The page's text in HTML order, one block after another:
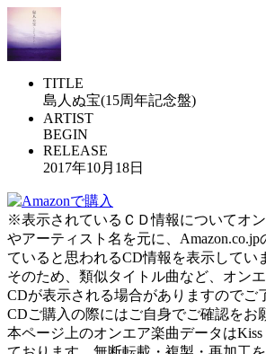
TITLE
島人ぬ宝(15周年記念盤)
ARTIST
BEGIN
RELEASE
2017年10月18日
※表示されているＣＤ情報についてオ
やアーティスト名を元に、
ていると思われるCD情報を表示してい
そのため、類似タイトル曲など、オン
CDが表示される場合がありますのでご
CDご購入の際にはご自身でご確認をお
本ページ上のオンエア楽曲データは